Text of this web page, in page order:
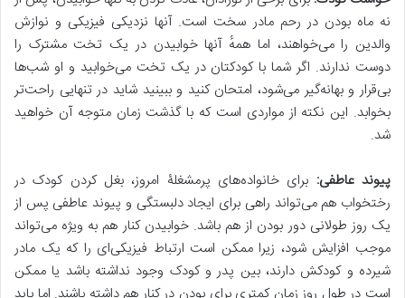
نه ماه بودن در رحم مادر سخت است. آنها نزدیکی فیزیکی و نوازش
والدین را می‌خواهند، اما همهٔ آنها خوابیدن در یک تخت مشترک را
دوست ندارند. اگر شما با کودکتان در یک تخت می‌خوابید و او شب‌ها
بی‌قرار و بهانه‌گیر می‌شود، امتحان کنید و ببینید شاید در تنهایی راحت‌تر
بخوابد. این نکته‌ از مواردی است که با گذشت زمان متوجه آن خواهید
شد.
پیوند عاطفی: برای خانواده‌های پرمشغلۀ امروز، بغل کردن کودک در
رختخواب هم می‌تواند راهی برای ایجاد دلبستگی و پیوند عاطفی پس از
یک روز طولانی دور بودن از هم باشد. خوابیدن کنار هم به ویژه می‌تواند
موجب افزایش شود، زیرا ممکن است ارتباط فیزیکی‌ای را که یک مادر
شیرده و کودکش دارند، بین پدر و کودک وجود نداشته باشد یا ممکن
است در طول روز زمان کمتری برای بودن در کنار هم داشته باشند. اما باید